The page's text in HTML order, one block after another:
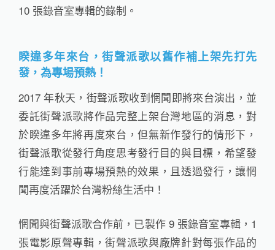
10 張錄音室專輯的錄制。
睽違多年來台，街聲派歌以舊作補上架先打先
發，為專場預熱！
2017 年秋天，街聲派歌收到惘聞即將來台演出，並
委託街聲派歌將作品完整上架台灣地區的消息，對
於睽違多年將再度來台，但無新作發行的情形下，
街聲派歌從發行角度思考發行目的與目標，希望發
行能達到事前專場預熱的效果，且透過發行，讓惘
聞再度活躍於台灣粉絲生活中！
惘聞與街聲派歌合作前，已製作 9 張錄音室專輯，1
張電影原聲專輯，街聲派歌與廠牌針對每張作品的